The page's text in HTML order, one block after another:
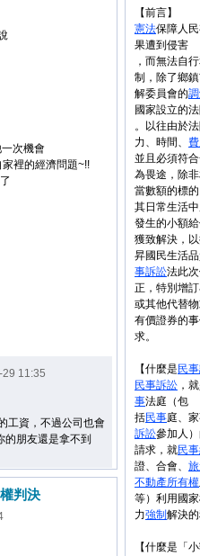
次機會
裡的經濟問題~!!
11:35
工資，不過公司也會
朋友還是拿不到
【前言】
憲法保障人
果遭到侵害
，而無法自
制，除了鄉
解委員會的
國家設立的
。以往由於
力、時間、
並且必須符
為畏途，除
當數額的標
其日常生活
發生的小額
獲致解決，
昇國民生活
事訴訟法此
正，特別增
或其他代替
有價證券的
求。
【什麼是 民事
民事訴訟 ，
事法庭（包
括民事庭、
訴訟參加人
請求，就民事
證、合會、
不動產所有權
等）利用國
力強制 解決
【什麼是「
判決